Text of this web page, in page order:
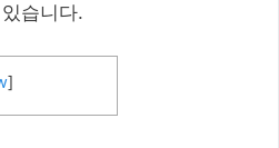
습니다.
]